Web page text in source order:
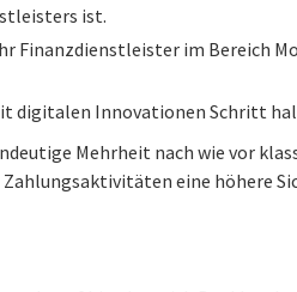
ist.
Finanzdienstleister im Bereich
digitalen Innovationen Schritt
Mehrheit nach wie vor
eine höhere